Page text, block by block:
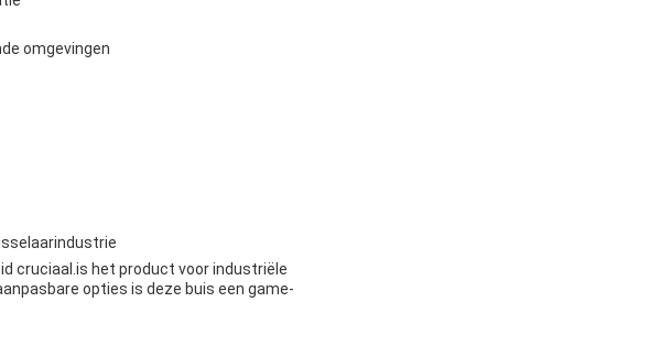
omgevingen
cruciaal.is het product voor industriële
opties is deze buis een game-